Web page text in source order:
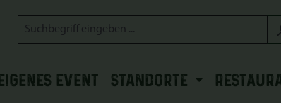
EIGENES EVENT STANDORTE